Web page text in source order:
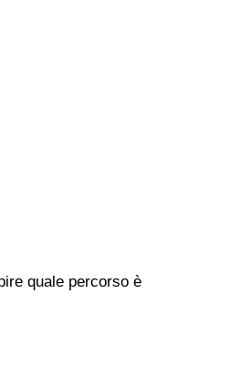
quale percorso è